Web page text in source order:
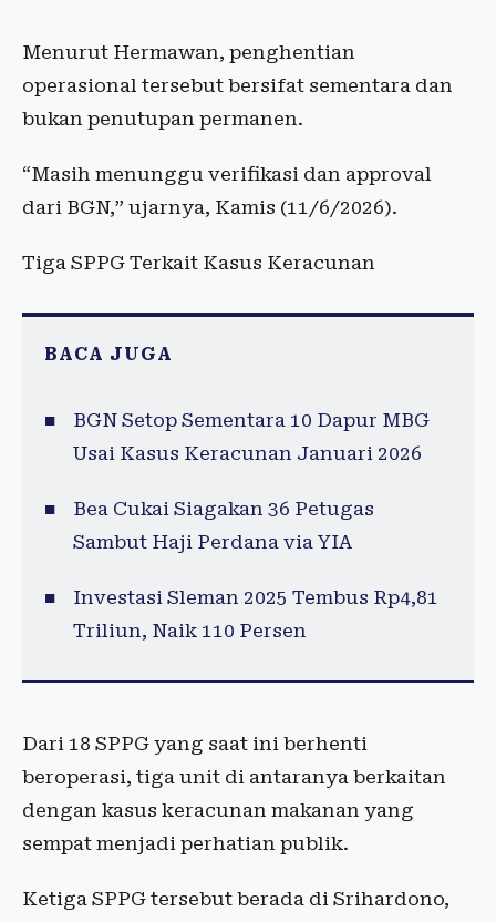
Menurut Hermawan, penghentian
operasional tersebut bersifat sementara dan
bukan penutupan permanen.
“Masih menunggu verifikasi dan approval
dari BGN,” ujarnya, Kamis (11/6/2026).
Tiga SPPG Terkait Kasus Keracunan
BACA JUGA
BGN Setop Sementara 10 Dapur MBG
Usai Kasus Keracunan Januari 2026
Bea Cukai Siagakan 36 Petugas
Sambut Haji Perdana via YIA
Investasi Sleman 2025 Tembus Rp4,81
Triliun, Naik 110 Persen
Dari 18 SPPG yang saat ini berhenti
beroperasi, tiga unit di antaranya berkaitan
dengan kasus keracunan makanan yang
sempat menjadi perhatian publik.
Ketiga SPPG tersebut berada di Srihardono,